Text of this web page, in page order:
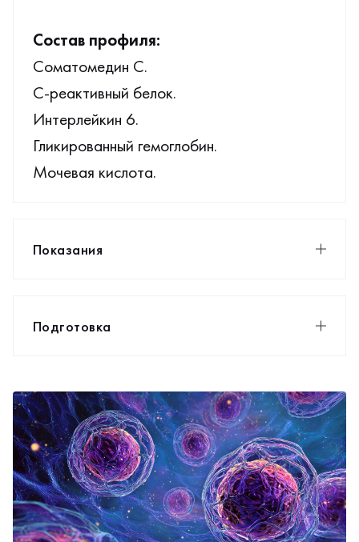
Состав профиля:
Соматомедин С.
С-реактивный белок.
Интерлейкин 6.
Гликированный гемоглобин.
Мочевая кислота.
Показания
Подготовка